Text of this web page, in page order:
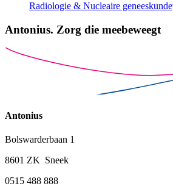
Radiologie & Nucleaire geneeskunde
Antonius. Zorg die meebeweegt
Antonius
Bolswarderbaan 1
8601 ZK Sneek
0515 488 888